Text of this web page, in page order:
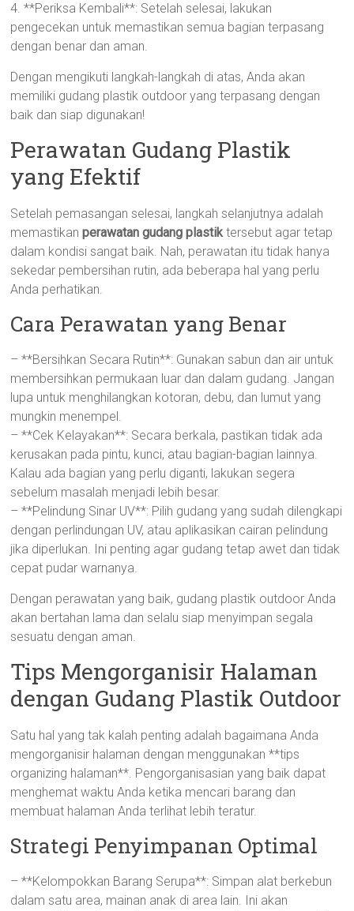
4. **Periksa Kembali**: Setelah selesai, lakukan
pengecekan untuk memastikan semua bagian terpasang
dengan benar dan aman.
Dengan mengikuti langkah-langkah di atas, Anda akan
memiliki gudang plastik outdoor yang terpasang dengan
baik dan siap digunakan!
Perawatan Gudang Plastik
yang Efektif
Setelah pemasangan selesai, langkah selanjutnya adalah
memastikanperawatan gudang plastiktersebut agar tetap
dalam kondisi sangat baik. Nah, perawatan itu tidak hanya
sekedar pembersihan rutin, ada beberapa hal yang perlu
Anda perhatikan.
Cara Perawatan yang Benar
– **Bersihkan Secara Rutin**: Gunakan sabun dan air untuk
membersihkan permukaan luar dan dalam gudang. Jangan
lupa untuk menghilangkan kotoran, debu, dan lumut yang
mungkin menempel.
– **Cek Kelayakan**: Secara berkala, pastikan tidak ada
kerusakan pada pintu, kunci, atau bagian-bagian lainnya.
Kalau ada bagian yang perlu diganti, lakukan segera
sebelum masalah menjadi lebih besar.
– **Pelindung Sinar UV**: Pilih gudang yang sudah dilengkapi
dengan perlindungan UV, atau aplikasikan cairan pelindung
jika diperlukan. Ini penting agar gudang tetap awet dan tidak
cepat pudar warnanya.
Dengan perawatan yang baik, gudang plastik outdoor Anda
akan bertahan lama dan selalu siap menyimpan segala
sesuatu dengan aman.
Tips Mengorganisir Halaman
dengan Gudang Plastik Outdoor
Satu hal yang tak kalah penting adalah bagaimana Anda
mengorganisir halaman dengan menggunakan **tips
organizing halaman**. Pengorganisasian yang baik dapat
menghemat waktu Anda ketika mencari barang dan
membuat halaman Anda terlihat lebih teratur.
Strategi Penyimpanan Optimal
– **Kelompokkan Barang Serupa**: Simpan alat berkebun
dalam satu area, mainan anak di area lain. Ini akan